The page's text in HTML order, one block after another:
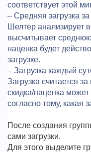
соответствует этой
– Средняя загрузка
Шелтер анализирует
высчитывает среднюю
наценка будет
загрузке.
– Загрузка каждый
Загрузка считается
скидка/наценка
согласно тому, какая
После создания
сами загрузки.
Для этого выделите